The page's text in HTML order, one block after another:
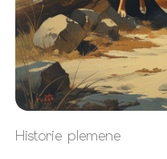
Historie plemene